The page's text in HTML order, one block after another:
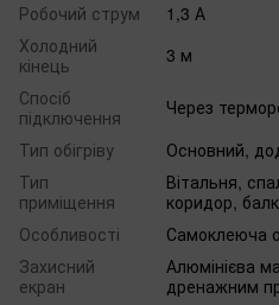
Робочий струм
1,3 А
Холодний
кінець
3 м
Спосіб
підключення
Через
Тип обігріву
Основний,
Тип
приміщення
Вітальня,
коридор,
Особливості
Самоклеюча
Захисний
екран
Алюмінієва
дренажним